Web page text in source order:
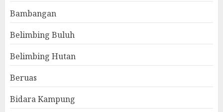
Bambangan
Belimbing Buluh
Belimbing Hutan
Beruas
Bidara Kampung